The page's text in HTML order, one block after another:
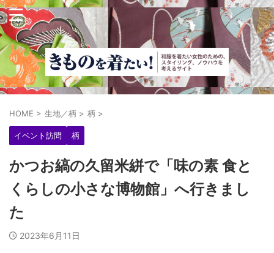
HOME > 生地／柄 > 柄 >
イベント訪問 柄
かつお縞の久留米絣で「味の素 食と
くらしの小さな博物館」へ行きまし
た
2023年6月11日